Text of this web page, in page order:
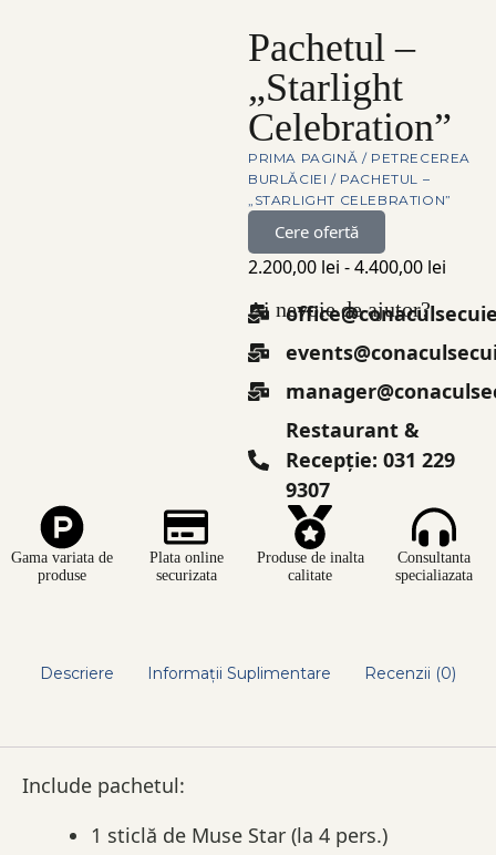
Pachetul –
„Starlight
Celebration”
PRIMA PAGINĂ / PETRECEREA
BURLĂCIEI / PACHETUL –
„STARLIGHT CELEBRATION”
Cere ofertă
2.200,00 lei -4.400,00 lei
Ai nevoie de ajutor?
Restaurant &
Recepție: 031 229
9307
Gama variata de
produse
Plata online
securizata
Produse de inalta
calitate
Consultanta
specialiazata
Descriere Informații Suplimentare Recenzii (0)
Include pachetul:
1 sticlă de Muse Star (la 4 pers.)